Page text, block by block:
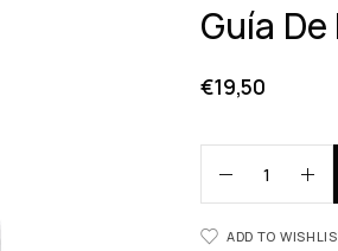
Guía
€19,50
ADD TO